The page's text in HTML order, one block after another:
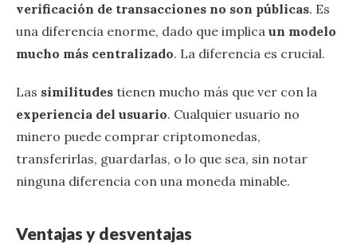
verificación de transacciones no son públicas. Es
una diferencia enorme, dado que implica un modelo
mucho más centralizado. La diferencia es crucial.
Las similitudes tienen mucho más que ver con la
experiencia del usuario. Cualquier usuario no
minero puede comprar criptomonedas,
transferirlas, guardarlas, o lo que sea, sin notar
ninguna diferencia con una moneda minable.
Ventajas y desventajas